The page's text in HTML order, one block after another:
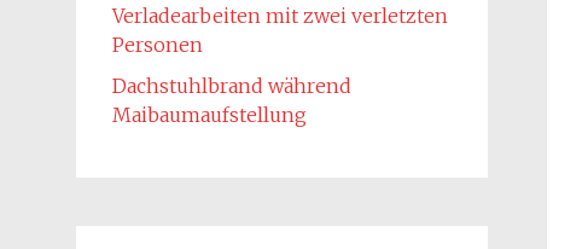
Verladearbeiten mit zwei verletzten
Personen
Dachstuhlbrand während
Maibaumaufstellung